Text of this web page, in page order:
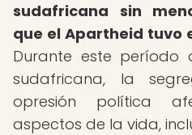
sudafricana sin
que el Apartheid tuvo
Durante este período
sudafricana, la
opresión política
aspectos de la vida,